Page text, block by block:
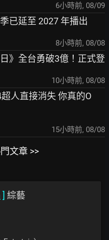
6小時前, 08/09
已延至 2027 年播出
8小時前, 08/08
》全台勇破3億！正式登
10小時前, 08/08
人直接消失 你真的O
15小時前, 08/08
文章 >>
] 綜藝